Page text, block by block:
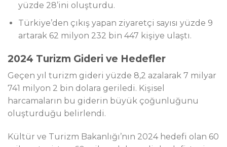
yüzde 28’ini oluşturdu.
Türkiye’den çıkış yapan ziyaretçi sayısı yüzde 9
artarak 62 milyon 232 bin 447 kişiye ulaştı.
2024 Turizm Gideri ve Hedefler
Geçen yıl turizm gideri yüzde 8,2 azalarak 7 milyar
741 milyon 2 bin dolara geriledi. Kişisel
harcamaların bu giderin büyük çoğunluğunu
oluşturduğu belirlendi.
Kültür ve Turizm Bakanlığı’nın 2024 hedefi olan 60